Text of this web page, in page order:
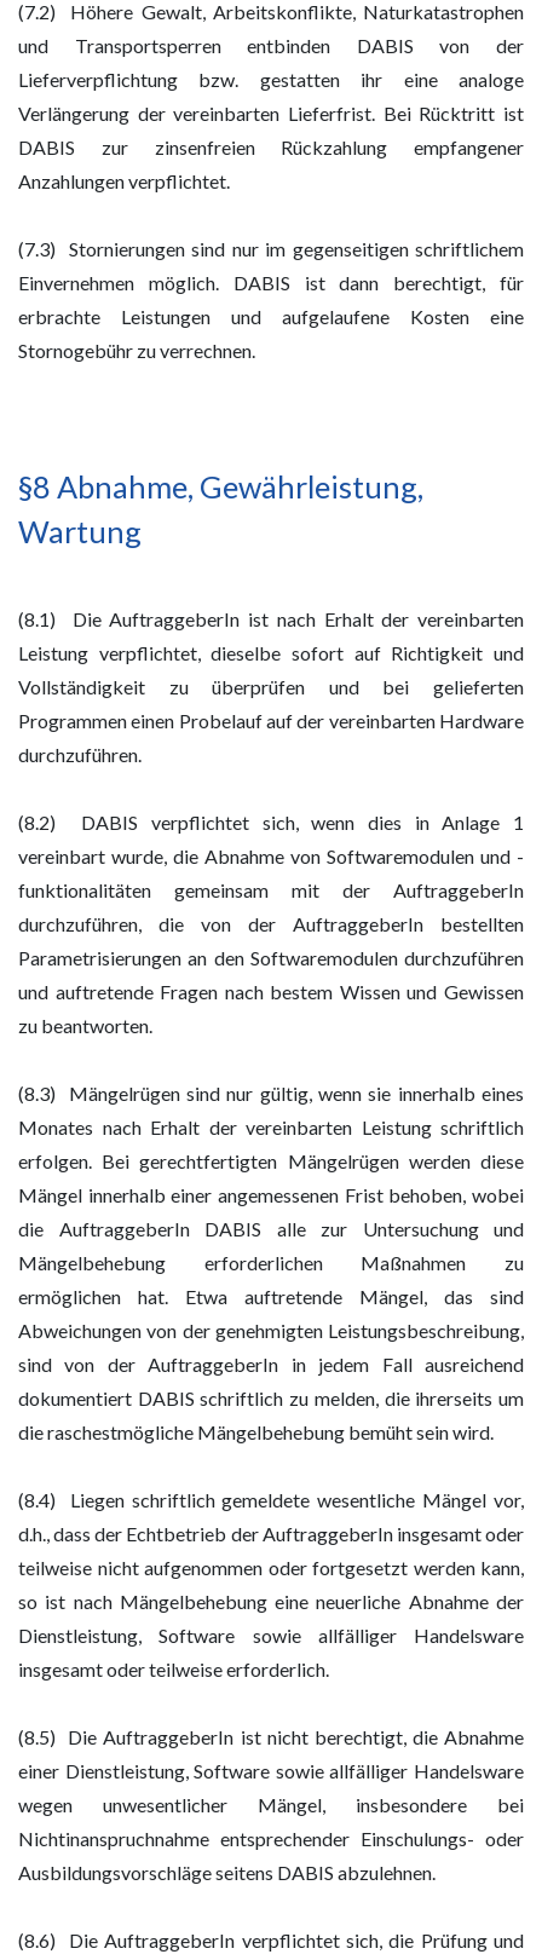
(7.2) Höhere Gewalt, Arbeitskonflikte, Naturkatastrophen
und Transportsperren entbinden DABIS von der
Lieferverpflichtung bzw. gestatten ihr eine analoge
Verlängerung der vereinbarten Lieferfrist. Bei Rücktritt ist
DABIS zur zinsenfreien Rückzahlung empfangener
Anzahlungen verpflichtet.
(7.3) Stornierungen sind nur im gegenseitigen schriftlichem
Einvernehmen möglich. DABIS ist dann berechtigt, für
erbrachte Leistungen und aufgelaufene Kosten eine
Stornogebühr zu verrechnen.
§8 Abnahme, Gewährleistung,
Wartung
(8.1) Die AuftraggeberIn ist nach Erhalt der vereinbarten
Leistung verpflichtet, dieselbe sofort auf Richtigkeit und
Vollständigkeit zu überprüfen und bei gelieferten
Programmen einen Probelauf auf der vereinbarten Hardware
durchzuführen.
(8.2) DABIS verpflichtet sich, wenn dies in Anlage 1
vereinbart wurde, die Abnahme von Softwaremodulen und -
funktionalitäten gemeinsam mit der AuftraggeberIn
durchzuführen, die von der AuftraggeberIn bestellten
Parametrisierungen an den Softwaremodulen durchzuführen
und auftretende Fragen nach bestem Wissen und Gewissen
zu beantworten.
(8.3) Mängelrügen sind nur gültig, wenn sie innerhalb eines
Monates nach Erhalt der vereinbarten Leistung schriftlich
erfolgen. Bei gerechtfertigten Mängelrügen werden diese
Mängel innerhalb einer angemessenen Frist behoben, wobei
die AuftraggeberIn DABIS alle zur Untersuchung und
Mängelbehebung erforderlichen Maßnahmen zu
ermöglichen hat. Etwa auftretende Mängel, das sind
Abweichungen von der genehmigten Leistungsbeschreibung,
sind von der AuftraggeberIn in jedem Fall ausreichend
dokumentiert DABIS schriftlich zu melden, die ihrerseits um
die raschestmögliche Mängelbehebung bemüht sein wird.
(8.4) Liegen schriftlich gemeldete wesentliche Mängel vor,
d.h., dass der Echtbetrieb der AuftraggeberIn insgesamt oder
teilweise nicht aufgenommen oder fortgesetzt werden kann,
so ist nach Mängelbehebung eine neuerliche Abnahme der
Dienstleistung, Software sowie allfälliger Handelsware
insgesamt oder teilweise erforderlich.
(8.5) Die AuftraggeberIn ist nicht berechtigt, die Abnahme
einer Dienstleistung, Software sowie allfälliger Handelsware
wegen unwesentlicher Mängel, insbesondere bei
Nichtinanspruchnahme entsprechender Einschulungs- oder
Ausbildungsvorschläge seitens DABIS abzulehnen.
(8.6) Die AuftraggeberIn verpflichtet sich, die Prüfung und